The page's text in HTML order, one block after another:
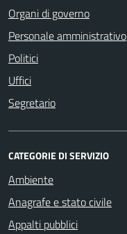
Organi di governo
Personale amministrativo
Politici
Uffici
Segretario
CATEGORIE DI SERVIZIO
Ambiente
Anagrafe e stato civile
Appalti pubblici